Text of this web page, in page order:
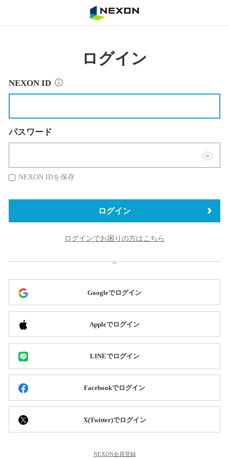
ログイン
NEXON ID
パスワード
表
替
NEXON IDを保存
ログイン
ログインでお困りの方はこちら
Googleでログイン
Appleでログイン
LINEでログイン
Facebookでログイン
X(Twitter)でログイン
NEXON会員登録